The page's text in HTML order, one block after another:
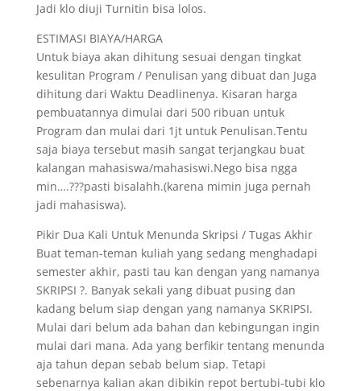
Jadi klo diuji Turnitin bisa lolos.
ESTIMASI BIAYA/HARGA
Untuk biaya akan dihitung sesuai dengan tingkat
kesulitan Program / Penulisan yang dibuat dan Juga
dihitung dari Waktu Deadlinenya. Kisaran harga
pembuatannya dimulai dari 500 ribuan untuk
Program dan mulai dari 1jt untuk Penulisan.Tentu
saja biaya tersebut masih sangat terjangkau buat
kalangan mahasiswa/mahasiswi.Nego bisa ngga
min….???pasti bisalahh.(karena mimin juga pernah
jadi mahasiswa).
Pikir Dua Kali Untuk Menunda Skripsi / Tugas Akhir
Buat teman-teman kuliah yang sedang menghadapi
semester akhir, pasti tau kan dengan yang namanya
SKRIPSI ?. Banyak sekali yang dibuat pusing dan
kadang belum siap dengan yang namanya SKRIPSI.
Mulai dari belum ada bahan dan kebingungan ingin
mulai dari mana. Ada yang berfikir tentang menunda
aja tahun depan sebab belum siap. Tetapi
sebenarnya kalian akan dibikin repot bertubi-tubi klo